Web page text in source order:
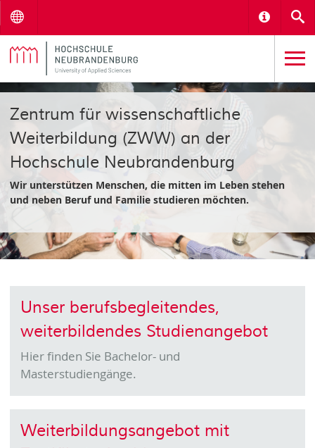
Zentrum für wissenschaftliche
Weiterbildung (ZWW) an der
Hochschule Neubrandenburg
Wir unterstützen Menschen, die mitten im Leben stehen
und neben Beruf und Familie studieren möchten.
Unser berufsbegleitendes,
weiterbildendes Studienangebot
Hier finden Sie Bachelor- und
Masterstudiengänge.
Weiterbildungsangebot mit